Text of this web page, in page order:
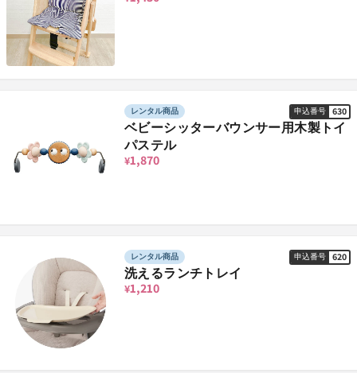
レンタル商品 申込番号 630
ベビーシッターバウンサー用木製トイ
パステル
¥1,870
レンタル商品 申込番号 620
洗えるランチトレイ
¥1,210